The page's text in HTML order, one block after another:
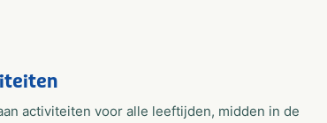
activiteiten voor alle leeftijden, midden in de